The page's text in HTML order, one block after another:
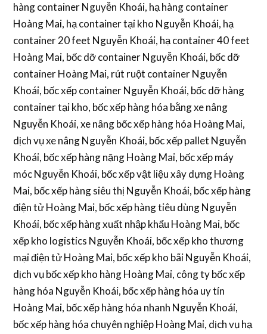
hàng container Nguyễn Khoái, hạ hàng container
Hoàng Mai, hạ container tại kho Nguyễn Khoái, hạ
container 20 feet Nguyễn Khoái, hạ container 40 feet
Hoàng Mai, bốc dỡ container Nguyễn Khoái, bốc dỡ
container Hoàng Mai, rút ruột container Nguyễn
Khoái, bốc xếp container Nguyễn Khoái, bốc dỡ hàng
container tại kho, bốc xếp hàng hóa bằng xe nâng
Nguyễn Khoái, xe nâng bốc xếp hàng hóa Hoàng Mai,
dịch vụ xe nâng Nguyễn Khoái, bốc xếp pallet Nguyễn
Khoái, bốc xếp hàng nặng Hoàng Mai, bốc xếp máy
móc Nguyễn Khoái, bốc xếp vật liệu xây dựng Hoàng
Mai, bốc xếp hàng siêu thị Nguyễn Khoái, bốc xếp hàng
điện tử Hoàng Mai, bốc xếp hàng tiêu dùng Nguyễn
Khoái, bốc xếp hàng xuất nhập khẩu Hoàng Mai, bốc
xếp kho logistics Nguyễn Khoái, bốc xếp kho thương
mại điện tử Hoàng Mai, bốc xếp kho bãi Nguyễn Khoái,
dịch vụ bốc xếp kho hàng Hoàng Mai, công ty bốc xếp
hàng hóa Nguyễn Khoái, bốc xếp hàng hóa uy tín
Hoàng Mai, bốc xếp hàng hóa nhanh Nguyễn Khoái,
bốc xếp hàng hóa chuyên nghiệp Hoàng Mai, dịch vụ hạ